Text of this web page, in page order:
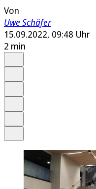
Von
Uwe Schäfer
15.09.2022, 09:48 Uhr
2 min